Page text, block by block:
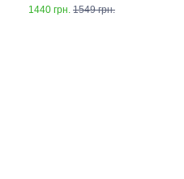
1440 грн. 1549 грн.